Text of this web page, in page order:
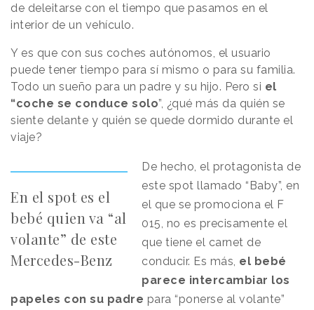
de deleitarse con el tiempo que pasamos en el
interior de un vehículo.
Y es que con sus coches autónomos, el usuario
puede tener tiempo para sí mismo o para su familia.
Todo un sueño para un padre y su hijo. Pero si el
“coche se conduce solo”, ¿qué más da quién se
siente delante y quién se quede dormido durante el
viaje?
En el spot es el
bebé quien va “al
volante” de este
Mercedes-Benz
De hecho, el protagonista de
este spot llamado “Baby”, en
el que se promociona el F
015, no es precisamente el
que tiene el carnet de
conducir. Es más, el bebé
parece intercambiar los
papeles con su padre para “ponerse al volante”